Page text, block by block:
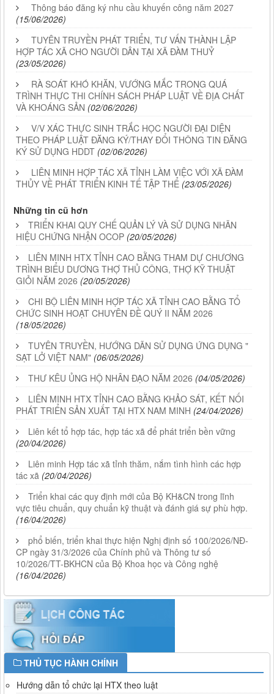
Thông báo đăng ký nhu cầu khuyến công năm 2027
(15/06/2026)
TUYÊN TRUYỀN PHÁT TRIỂN, TƯ VẤN THÀNH LẬP
HỢP TÁC XÃ CHO NGƯỜI DÂN TẠI XÃ ĐÀM THUỶ
(23/05/2026)
RÀ SOÁT KHÓ KHĂN, VƯỚNG MẮC TRONG QUÁ
TRÌNH THỰC THI CHÍNH SÁCH PHÁP LUẬT VỀ ĐỊA CHẤT
VÀ KHOÁNG SẢN (02/06/2026)
V/V XÁC THỰC SINH TRẮC HỌC NGƯỜI ĐẠI DIỆN
THEO PHÁP LUẬT ĐĂNG KÝ/THAY ĐỔI THÔNG TIN ĐĂNG
KÝ SỬ DỤNG HDDT (02/06/2026)
LIÊN MINH HỢP TÁC XÃ TỈNH LÀM VIỆC VỚI XÃ ĐÀM
THỦY VỀ PHÁT TRIỂN KINH TẾ TẬP THỂ (23/05/2026)
Những tin cũ hơn
TRIỂN KHAI QUY CHẾ QUẢN LÝ VÀ SỬ DỤNG NHÃN
HIỆU CHỨNG NHẬN OCOP (20/05/2026)
LIÊN MINH HTX TỈNH CAO BẰNG THAM DỰ CHƯƠNG
TRÌNH BIỂU DƯƠNG THỢ THỦ CÔNG, THỢ KỸ THUẬT
GIỎI NĂM 2026 (20/05/2026)
CHI BỘ LIÊN MINH HỢP TÁC XÃ TỈNH CAO BẰNG TỔ
CHỨC SINH HOẠT CHUYÊN ĐỀ QUÝ II NĂM 2026
(18/05/2026)
TUYÊN TRUYỀN, HƯỚNG DÃN SỬ DỤNG ỨNG DỤNG "
SẠT LỞ VIỆT NAM" (06/05/2026)
THƯ KÊU ỦNG HỘ NHÂN ĐẠO NĂM 2026 (04/05/2026)
LIÊN MINH HTX TỈNH CAO BẰNG KHẢO SÁT, KẾT NỐI
PHÁT TRIỂN SẢN XUẤT TẠI HTX NAM MINH (24/04/2026)
Liên kết tổ hợp tác, hợp tác xã để phát triển bền vững
(20/04/2026)
Liên minh Hợp tác xã tỉnh thăm, nắm tình hình các hợp
tác xã (20/04/2026)
Triển khai các quy định mới của Bộ KH&CN trong lĩnh
vực tiêu chuẩn, quy chuẩn kỹ thuật và đánh giá sự phù hợp.
(16/04/2026)
phổ biến, triển khai thực hiện Nghị định số 100/2026/NĐ-
CP ngày 31/3/2026 của Chính phủ và Thông tư số
10/2026/TT-BKHCN của Bộ Khoa học và Công nghệ
(16/04/2026)
THỦ TỤC HÀNH CHÍNH
Hướng dẫn tổ chức lại HTX theo luật